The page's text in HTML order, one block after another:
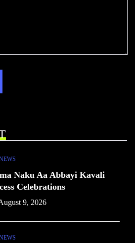
Naku Aa Abbayi Kavali
Celebrations
9, 2026